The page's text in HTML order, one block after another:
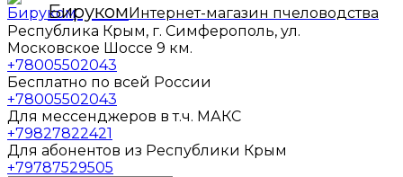
БирукомИнтернет-магазин пчеловодства
Республика Крым, г. Симферополь, ул.
Московское Шоссе 9 км.
+78005502043
Бесплатно по всей России
+78005502043
Для мессенджеров в т.ч. МАКС
+79827822421
Для абонентов из Республики Крым
+79787529505